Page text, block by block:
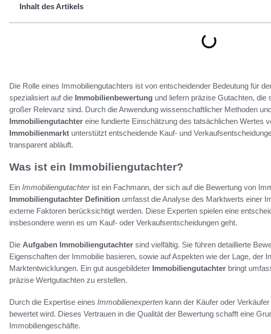
Inhalt des Artikels
Die Rolle eines Immobiliengutachters ist von entscheidender Bedeutung für
spezialisiert auf die Immobilienbewertung und liefern präzise Gutachten,
großer Relevanz sind. Durch die Anwendung wissenschaftlicher Methoden
Immobiliengutachter eine fundierte Einschätzung des tatsächlichen Wertes
Immobilienmarkt unterstützt entscheidende Kauf- und
transparent abläuft.
Was ist ein Immobiliengutachter?
Ein Immobiliengutachterist ein Fachmann, der sich auf die Bewertung von
Immobiliengutachter Definition umfasst die Analyse des Marktwerts einer
externe Faktoren berücksichtigt werden. Diese Experten spielen eine
insbesondere wenn es um Kauf- oder Verkaufsentscheidungen geht.
Die Aufgaben Immobiliengutachter sind vielfältig. Sie führen detaillierte
Eigenschaften der Immobilie basieren, sowie auf Aspekten wie der Lage, der
Marktentwicklungen. Ein gut ausgebildeter Immobiliengutachter bringt
präzise Wertgutachten zu erstellen.
Durch die Expertise eines Immobilienexperten kann der Käufer oder
bewertet wird. Dieses Vertrauen in die Qualität der Bewertung schafft eine
Immobiliengeschäfte.